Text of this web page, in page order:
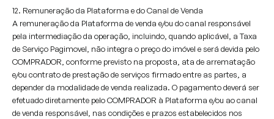
12. Remuneração da Plataforma e do Canal de Venda
A remuneração da Plataforma de venda e/ou do canal responsável
pela intermediação da operação, incluindo, quando aplicável, a Taxa
de Serviço Pagimovel, não integra o preço do imóvel e será devida pelo
COMPRADOR, conforme previsto na proposta, ata de arrematação
e/ou contrato de prestação de serviços firmado entre as partes, a
depender da modalidade de venda realizada. O pagamento deverá ser
efetuado diretamente pelo COMPRADOR à Plataforma e/ou ao canal
de venda responsável, nas condições e prazos estabelecidos nos